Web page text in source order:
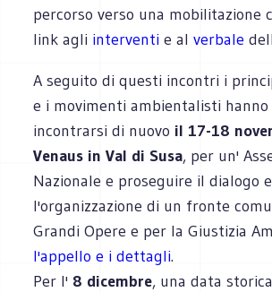
percorso verso una mobilitazione
link agli interventi e alverbale
A seguito di questi incontri i
e i movimenti ambientalisti hanno
incontrarsi di nuovo il 17-18
Venaus in Val di Susa, per un'
Nazionale e proseguire il dialogo e
l'organizzazione di un fronte
Grandi Opere e per la Giustizia
l'appello e i dettagli.
Per l' 8 dicembre, una data